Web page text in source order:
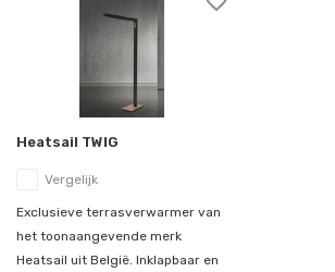
Heatsail TWIG
Vergelijk
Exclusieve terrasverwarmer van
het toonaangevende merk
Heatsail uit België. Inklapbaar en